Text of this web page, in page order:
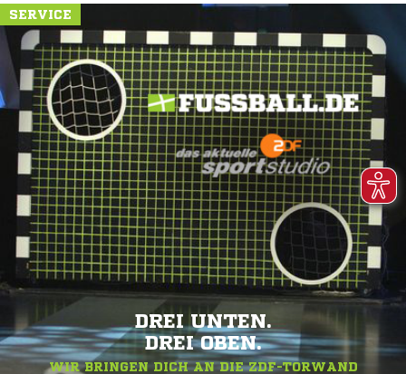
SERVICE
DREI UNTEN.
DREI OBEN.
WIR BRINGEN DICH AN DIE ZDF-TORWAND